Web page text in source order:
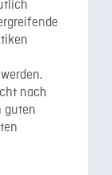
nach
guten